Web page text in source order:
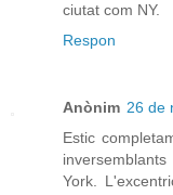
ciutat com NY.
Respon
Anònim 26 de
Estic
York.